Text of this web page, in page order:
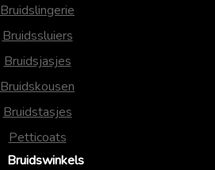
Bruidslingerie
Bruidssluiers
Bruidsjasjes
Bruidskousen
Bruidstasjes
Petticoats
Bruidswinkels